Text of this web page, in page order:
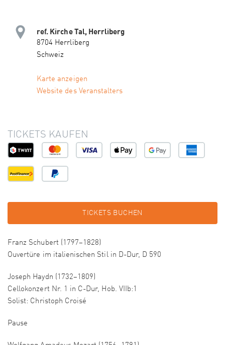
ref. Kirche Tal, Herrliberg
8704 Herrliberg
Schweiz
Karte anzeigen
Website des Veranstalters
TICKETS KAUFEN
TICKETS BUCHEN
Franz Schubert (1797–1828)
Ouvertüre im italienischen Stil in D-Dur, D 590
Joseph Haydn (1732–1809)
Cellokonzert Nr. 1 in C-Dur, Hob. VIIb:1
Solist: Christoph Croisé
Pause